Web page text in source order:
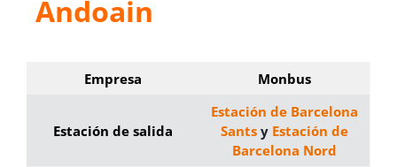
Andoain
Empresa Monbus
Estación de salida
Estación de Barcelona
Santsy Estación de
Barcelona Nord